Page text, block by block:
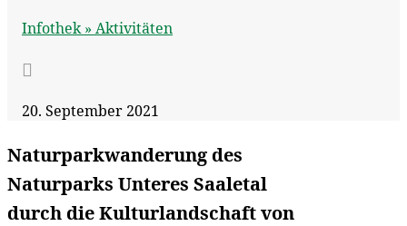
Infothek » Aktivitäten

20. September 2021
Naturparkwanderung des
Naturparks Unteres Saaletal
durch die Kulturlandschaft von